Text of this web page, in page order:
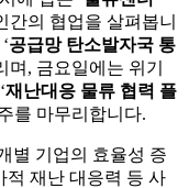
간의 협업을 살펴봅니
공급망 탄소발자국 통
며, 금요일에는 위기
재난대응 물류 협력 플
를 마무리합니다.
별 기업의 효율성 증
적 재난 대응력 등 사